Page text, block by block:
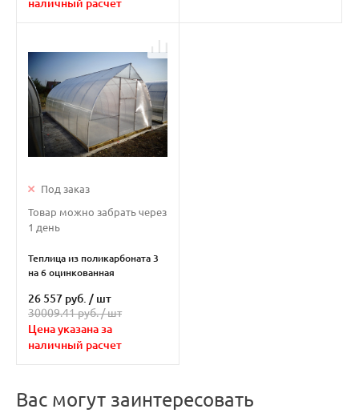
наличный расчет
Под заказ
Товар можно забрать через
1 день
Теплица из поликарбоната 3
на 6 оцинкованная
26 557 руб. / шт
30009.41 руб. /шт
Цена указана за
наличный расчет
Вас могут заинтересовать